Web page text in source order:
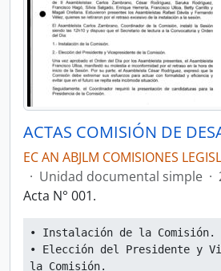
EC AN ABJLM COMISIONES
· Unidad documental simple ·
Acta N° 001.
• Instalación de la Comisión.
• Elección del Presidente y
la Comisión.